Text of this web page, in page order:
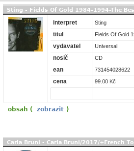
Sting - Fields Of Gold 1984-1994-The
interpret Sting
titul Fields Of Gold
vydavatel Universal
nosič CD
ean 731454028622
cena 99.00 Kč
obsah ( zobrazit )
Carla Bruni - Carla Bruni/2017/+French